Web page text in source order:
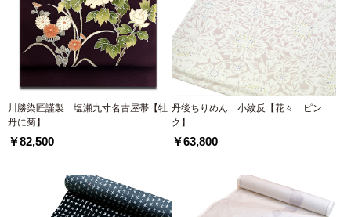
川勝染匠謹製 塩瀬九寸名古屋帯【牡
丹に菊】
￥82,500
丹後ちりめん 小紋反【花々 ピン
ク】
￥63,800